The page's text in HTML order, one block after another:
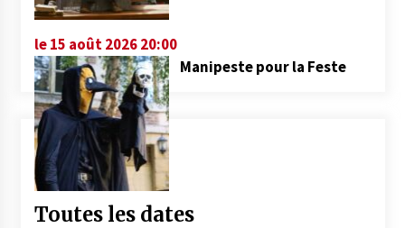
le 15 août 2026 20:00
Manipeste pour la Feste
Toutes les dates